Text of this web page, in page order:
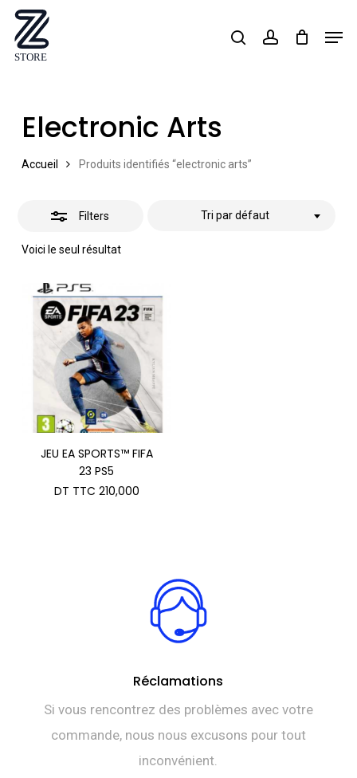
Skip
main
searchaccount
Electronic Arts
Accueil Produits identifiés “electronic arts”
Filters
Voici le seul résultat
Tri par défaut
Close
JEU EA SPORTS™ FIFA
23 PS5
DT TTC 210,000
Réclamations
Si vous rencontrez des problèmes avec votre
commande, nous nous excusons pour tout
inconvénient.